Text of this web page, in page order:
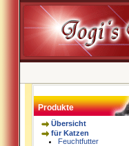
Produkte
Übersicht
für Katzen
Feuchtfutter